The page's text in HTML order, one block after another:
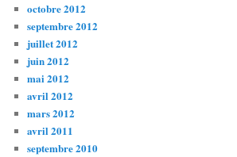
octobre 2012
septembre 2012
juillet 2012
juin 2012
mai 2012
avril 2012
mars 2012
avril 2011
septembre 2010